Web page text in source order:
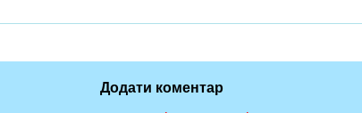
Додати коментар